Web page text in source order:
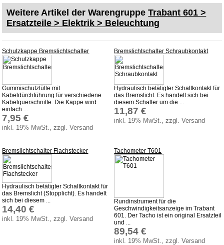
Fußmatten
Schlüsselanhänger
Schriftzüge
Ventilkappen
Fahrzeuge
Wartburg 353
Barkas B 1000
Kugelgelenke, Zubehör
Skoda
Anhänger
Sonderanfertigungen
Weitere Artikel der WarengruppeTrabant 601 >
Ersatzteile > Elektrik > Beleuchtung
Schutzkappe Bremslichtschalter
Gummischutztülle mit
Kabeldürchführung für verschiedene
Kabelquerschnitte. Die Kappe wird
einfach ...
7,95 €
inkl. 19% MwSt., zzgl. Versand
Bremslichtschalter Schraubkontakt
Hydraulisch betätigter Schaltkontakt für
das Bremslicht. Es handelt sich bei
diesem Schalter um die ...
11,87 €
inkl. 19% MwSt., zzgl. Versand
Bremslichtschalter Flachstecker
Hydraulisch betätigter Schaltkontakt für
das Bremslicht (Stopplicht). Es handelt
sich bei diesem ...
14,40 €
inkl. 19% MwSt., zzgl. Versand
Tachometer T601
Rundinstrument für die
Geschwindigkeitsanzeige im Trabant
601. Der Tacho ist ein original Ersatzteil
und ...
89,54 €
inkl. 19% MwSt., zzgl. Versand